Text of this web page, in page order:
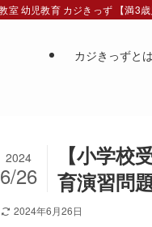
室 幼児教育 カジきっず 【満3歳
カジきっずと
【小学
育演習問
2024
6/26
2024年6月26日